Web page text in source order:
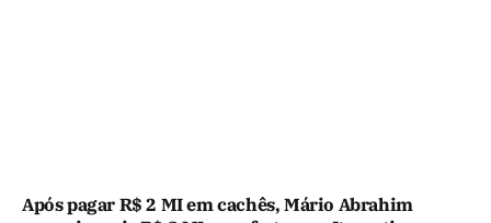
Após pagar R$ 2 MI em cachês, Mário Abrahim